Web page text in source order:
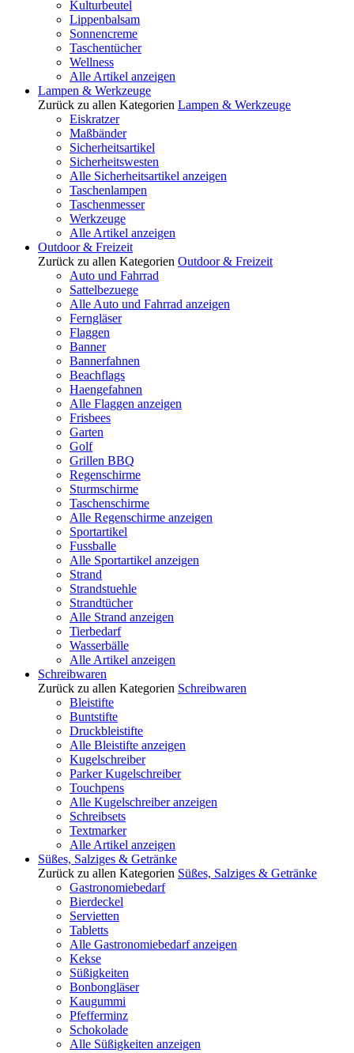
Kulturbeutel
Lippenbalsam
Sonnencreme
Taschentücher
Wellness
Alle Artikel anzeigen
Lampen & Werkzeuge
Zurück zu allen Kategorien Lampen & Werkzeuge
Eiskratzer
Maßbänder
Sicherheitsartikel
Sicherheitswesten
Alle Sicherheitsartikel anzeigen
Taschenlampen
Taschenmesser
Werkzeuge
Alle Artikel anzeigen
Outdoor & Freizeit
Zurück zu allen Kategorien Outdoor & Freizeit
Auto und Fahrrad
Sattelbezuege
Alle Auto und Fahrrad anzeigen
Ferngläser
Flaggen
Banner
Bannerfahnen
Beachflags
Haengefahnen
Alle Flaggen anzeigen
Frisbees
Garten
Golf
Grillen BBQ
Regenschirme
Sturmschirme
Taschenschirme
Alle Regenschirme anzeigen
Sportartikel
Fussballe
Alle Sportartikel anzeigen
Strand
Strandstuehle
Strandtücher
Alle Strand anzeigen
Tierbedarf
Wasserbälle
Alle Artikel anzeigen
Schreibwaren
Zurück zu allen Kategorien Schreibwaren
Bleistifte
Buntstifte
Druckbleistifte
Alle Bleistifte anzeigen
Kugelschreiber
Parker Kugelschreiber
Touchpens
Alle Kugelschreiber anzeigen
Schreibsets
Textmarker
Alle Artikel anzeigen
Süßes, Salziges & Getränke
Zurück zu allen Kategorien Süßes, Salziges & Getränke
Gastronomiebedarf
Bierdeckel
Servietten
Tabletts
Alle Gastronomiebedarf anzeigen
Kekse
Süßigkeiten
Bonbongläser
Kaugummi
Pfefferminz
Schokolade
Alle Süßigkeiten anzeigen